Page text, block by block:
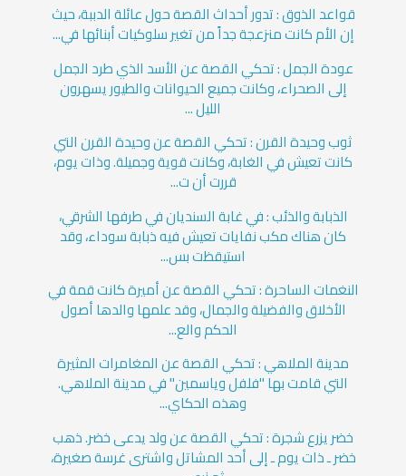
قواعد الذوق : تدور أحداث القصة حول عائلة الدببة، حيث
إن الأم كانت منزعجة جداً من تغير سلوكيات أبنائها في...
عودة الجمل : تحكي القصة عن الأسد الذي طرد الجمل
إلى الصحراء، وكانت جميع الحيوانات والطيور يسهرون
الليل ...
ثوب وحيدة القرن : تحكي القصة عن وحيدة القرن التي
كانت تعيش في الغابة، وكانت قوية وجميلة. وذات يوم،
قررت أن ت...
الذبابة والذئب : في غابة السنديان في طرفها الشرقي،
كان هناك مكب نفايات تعيش فيه ذبابة سوداء، وقد
استيقظت بس...
النغمات الساحرة : تحكي القصة عن أميرة كانت قمة في
الأخلاق والفضيلة والجمال، وقد علمها والدها أصول
الحكم والع...
مدينة الملاهي : تحكي القصة عن المغامرات المثيرة
التي قامت بها "فلفل وياسمين" في مدينة الملاهي.
وهذه الحكاي...
خضر يزرع شجرة : تحكي القصة عن ولد يدعى خضر. ذهب
خضر ـ ذات يوم ـ إلى أحد المشاتل واشترى غرسة صغيرة،